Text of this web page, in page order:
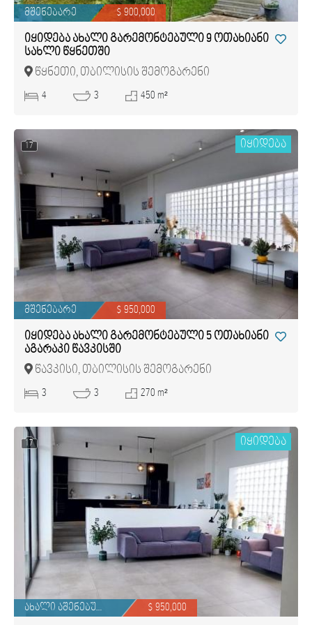
მშენებარე $ 900,000
იყიდება ახალი გარემონტებული 9 ოთახიანი
სახლი წყნეთში
წყნეთი, თბილისის შემოგარენი
4 3 450 m²
17 იყიდება
მშენებარე $ 950,000
იყიდება ახალი გარემონტებული 5 ოთახიანი
აგარაკი წავკისში
წავკისი, თბილისის შემოგარენი
3 3 270 m²
17 იყიდება
ახალი აშენებული $ 950,000